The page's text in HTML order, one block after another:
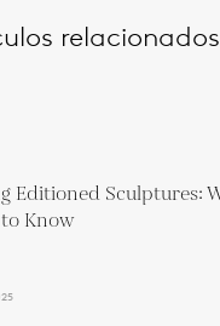
relacionados